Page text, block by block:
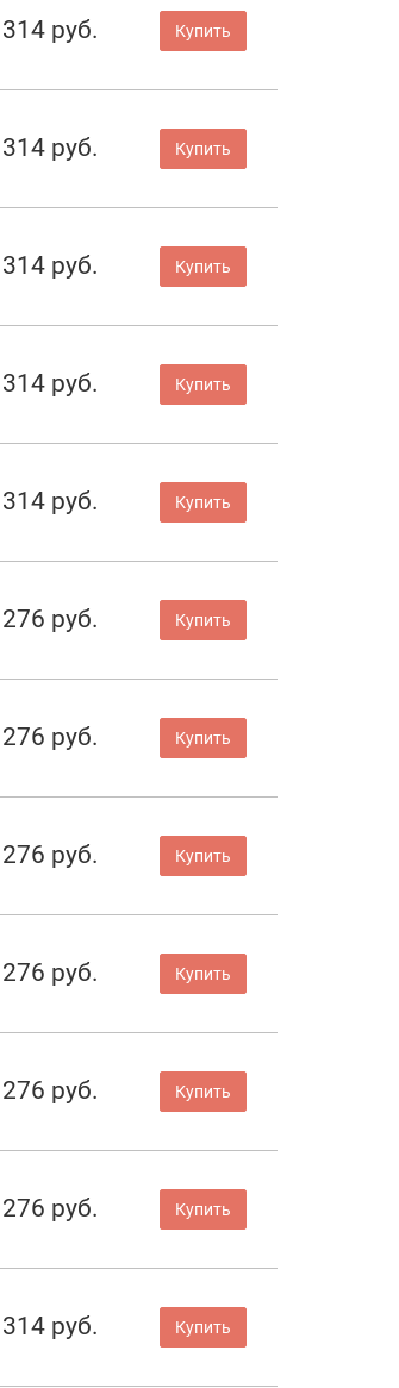
314 руб. Купить
314 руб. Купить
314 руб. Купить
314 руб. Купить
314 руб. Купить
276 руб. Купить
276 руб. Купить
276 руб. Купить
276 руб. Купить
276 руб. Купить
276 руб. Купить
314 руб. Купить